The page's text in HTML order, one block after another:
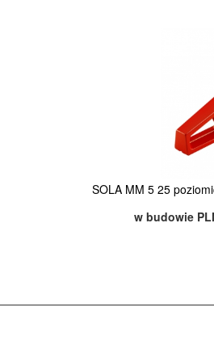
SOLA MM 5 25
w budowie